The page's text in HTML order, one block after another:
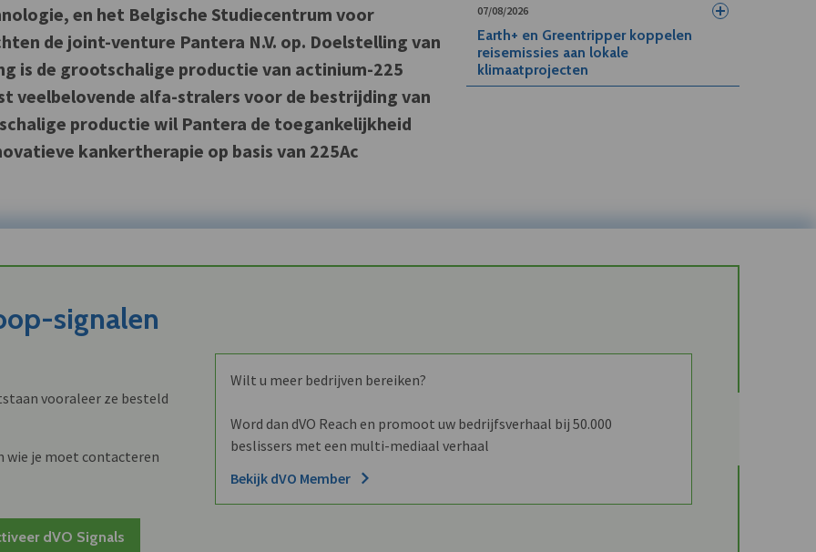
en het Belgische Studiecentrum voor
de joint-venture Pantera N.V. op. Doelstelling van
is de grootschalige productie van actinium-225
veelbelovende alfa-stralers voor de bestrijding van
productie wil Pantera de toegankelijkheid
kankertherapie op basis van 225Ac
07/08/2026
Earth+ en Greentripper koppelen
reisemissies aan lokale
klimaatprojecten
signalen
vooraleer ze besteld
wie je moet contacteren
dVO Signals
Wilt u meer bedrijven bereiken?
Word dan dVO Reach en promoot uw bedrijfsverhaal bij 50.000
beslissers met een multi-mediaal verhaal
Bekijk dVO Member